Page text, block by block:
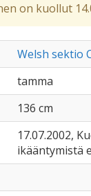
on kuollut
Welsh sektio
tamma
136 cm
17.07.2002,
ikääntymistä